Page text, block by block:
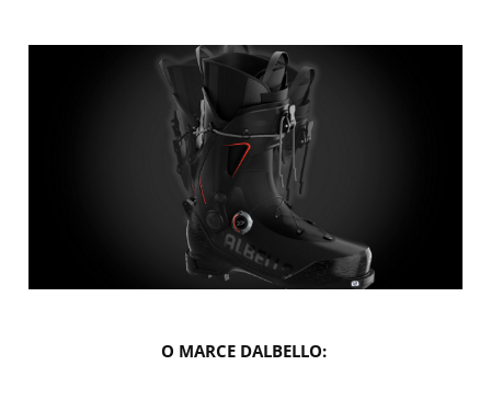
O MARCE DALBELLO: